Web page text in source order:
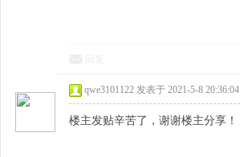
qwe3101122 发表于 2021-5-8 20:36:04
楼主发贴辛苦了，谢谢楼主分享！